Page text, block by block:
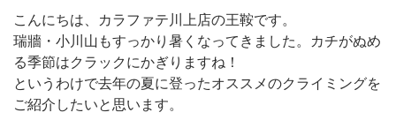
こんにちは、カラファテ川上店の王鞍です。
瑞牆・小川山もすっかり暑くなってきました。カチがぬめ
る季節はクラックにかぎりますね！
というわけで去年の夏に登ったオススメのクライミングを
ご紹介したいと思います。